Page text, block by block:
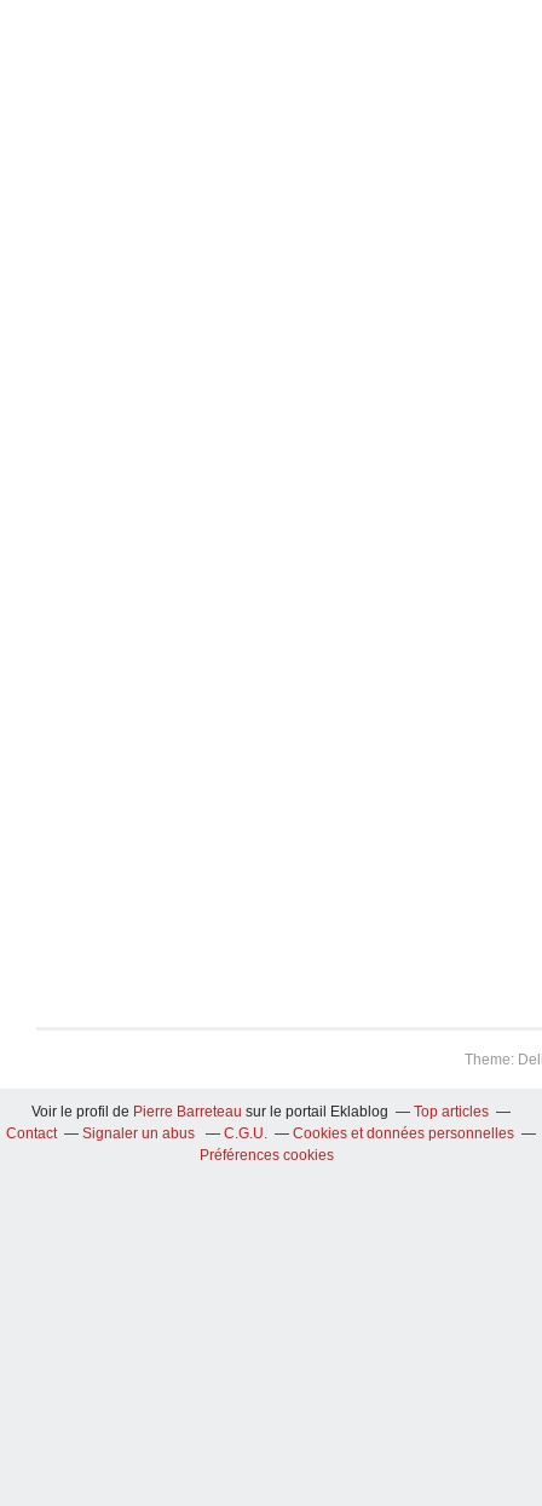
Theme:
Voir le profil de Pierre Barreteau sur le portail Eklablog
Top articles
Contact
Signaler un abus C.G.U.
Cookies et données personnelles
Préférences cookies